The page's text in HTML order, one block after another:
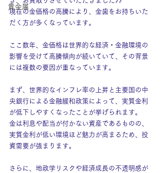
貴金属
現在の金価格の高騰により、金歯をお持ちいた
だく方が多くなっています。
ここ数年、金価格は世界的な経済・金融環境の
影響を受けて高騰傾向が続いていて、その背景
には複数の要因が重なっています。
まず、世界的なインフレ率の上昇と主要国の中
央銀行による金融緩和政策によって、実質金利
が低下しやすくなったことが挙げられます。
金は利息や配当が付かない資産であるものの、
実質金利が低い環境ほど魅力が高まるため、投
資需要が強まります。
さらに、地政学リスクや経済成長の不透明感が